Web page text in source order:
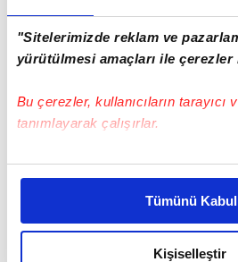
"Sitelerimizde reklam ve
yürütülmesi amaçları ile çerezler
Bu çerezler, kullanıcıların tarayıcı
tanımlayarak çalışırlar.
Bu çerezlere izin vermeniz halinde
daha iyi reklam deneyimi
amacımızın size daha iyi bir
olduğunu ve sizlere en iyi içerikleri
Tümünü
Kişiselleştir
TAŞACAK BU DENİZ
TRT1'in 29 Mayıs 2026 tarihli